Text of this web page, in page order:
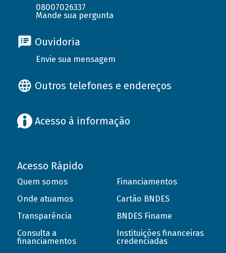
08007026337
Mande sua pergunta
Ouvidoria
Envie sua mensagem
Outros telefones e endereços
Acesso à informação
Acesso Rápido
Quem somos
Onde atuamos
Transparência
Consulta a
financiamentos
Financiamentos
Cartão BNDES
BNDES Finame
Instituições financeiras
credenciadas